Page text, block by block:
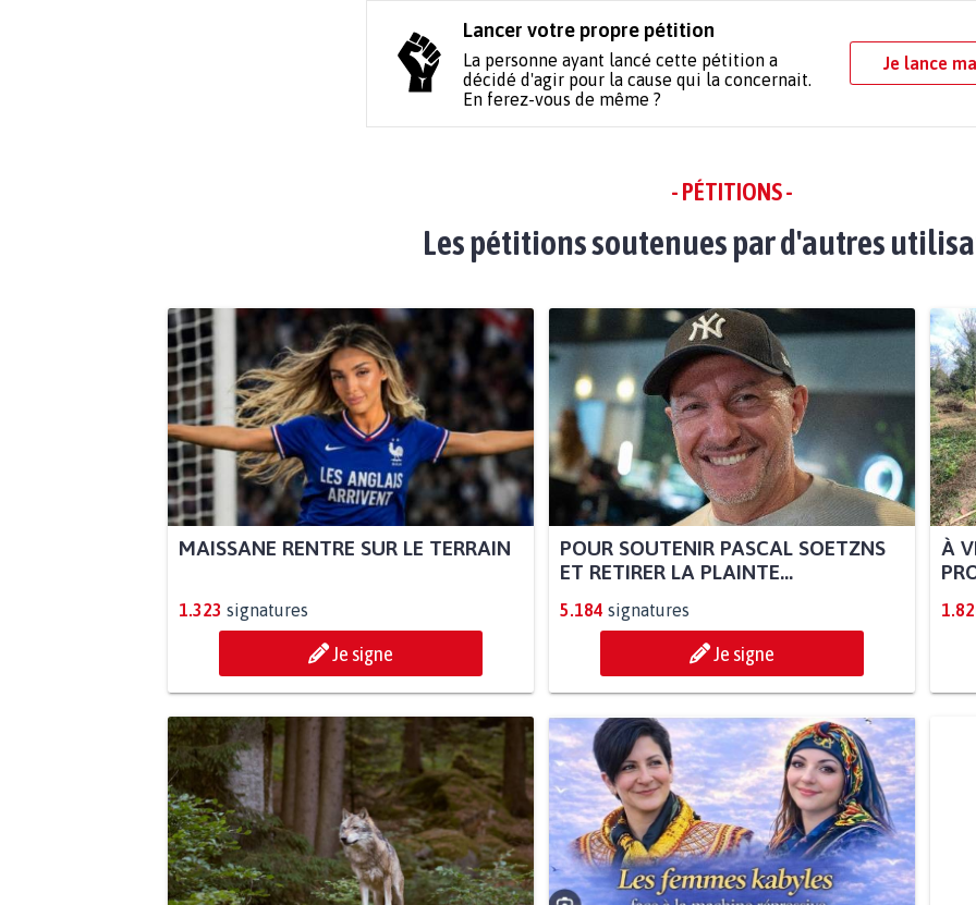
Lancer votre propre pétition
La personne ayant lancé cette pétition a
décidé d'agir pour la cause qui la concernait.
En ferez-vous de même ?
Je lance
- PÉTITIONS -
Les pétitions soutenues par d'autres
MAISSANE RENTRE SUR LE TERRAIN
1.323 signatures
Je signe
POUR SOUTENIR PASCAL SOETZNS
ET RETIRER LA PLAINTE...
5.184 signatures
Je signe
À